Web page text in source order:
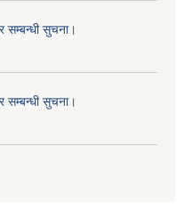
सम्बन्धी सुचना।
सम्बन्धी सुचना।